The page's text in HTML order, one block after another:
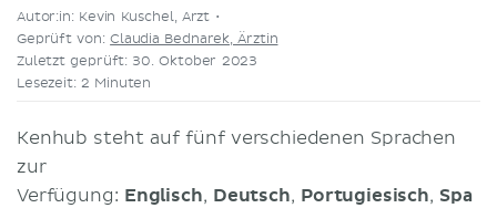
Autor:in: Kevin Kuschel, Arzt •
Geprüft von:Claudia Bednarek, Ärztin
Zuletzt geprüft: 30. Oktober 2023
Lesezeit: 2 Minuten
Kenhub steht auf fünf verschiedenen Sprachen
zur
Verfügung: Englisch, Deutsch, Portugiesisch, Spa